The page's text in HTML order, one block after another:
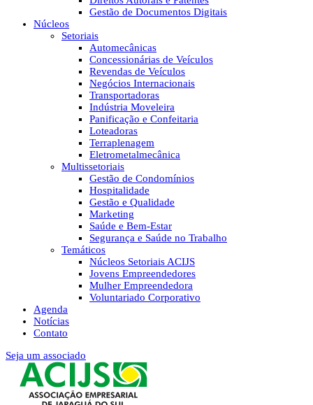
Gestão de Documentos Digitais
Núcleos
Setoriais
Automecânicas
Concessionárias de Veículos
Revendas de Veículos
Negócios Internacionais
Transportadoras
Indústria Moveleira
Panificação e Confeitaria
Loteadoras
Terraplenagem
Eletrometalmecânica
Multissetoriais
Gestão de Condomínios
Hospitalidade
Gestão e Qualidade
Marketing
Saúde e Bem-Estar
Segurança e Saúde no Trabalho
Temáticos
Núcleos Setoriais ACIJS
Jovens Empreendedores
Mulher Empreendedora
Voluntariado Corporativo
Agenda
Notícias
Contato
Seja um associado